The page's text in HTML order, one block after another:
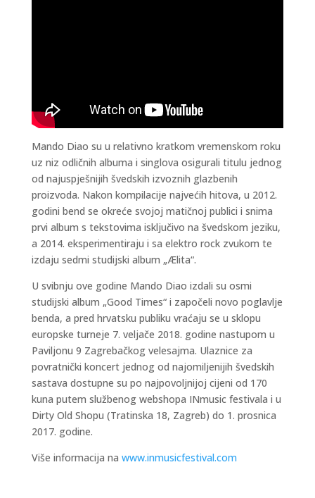
Mando Diao su u relativno kratkom vremenskom roku
uz niz odličnih albuma i singlova osigurali titulu jednog
od najuspješnijih švedskih izvoznih glazbenih
proizvoda. Nakon kompilacije najvećih hitova, u 2012.
godini bend se okreće svojoj matičnoj publici i snima
prvi album s tekstovima isključivo na švedskom jeziku,
a 2014. eksperimentiraju i sa elektro rock zvukom te
izdaju sedmi studijski album „Ælita“.
U svibnju ove godine Mando Diao izdali su osmi
studijski album „Good Times“ i započeli novo poglavlje
benda, a pred hrvatsku publiku vraćaju se u sklopu
europske turneje 7. veljače 2018. godine nastupom u
Paviljonu 9 Zagrebačkog velesajma. Ulaznice za
povratnički koncert jednog od najomiljenijih švedskih
sastava dostupne su po najpovoljnijoj cijeni od 170
kuna putem službenog webshopa INmusic festivala i u
Dirty Old Shopu (Tratinska 18, Zagreb) do 1. prosnica
2017. godine.
Više informacija na www.inmusicfestival.com